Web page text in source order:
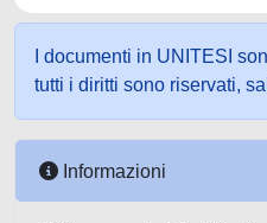
I documenti in UNITESI
tutti i diritti sono riservati,
Informazioni